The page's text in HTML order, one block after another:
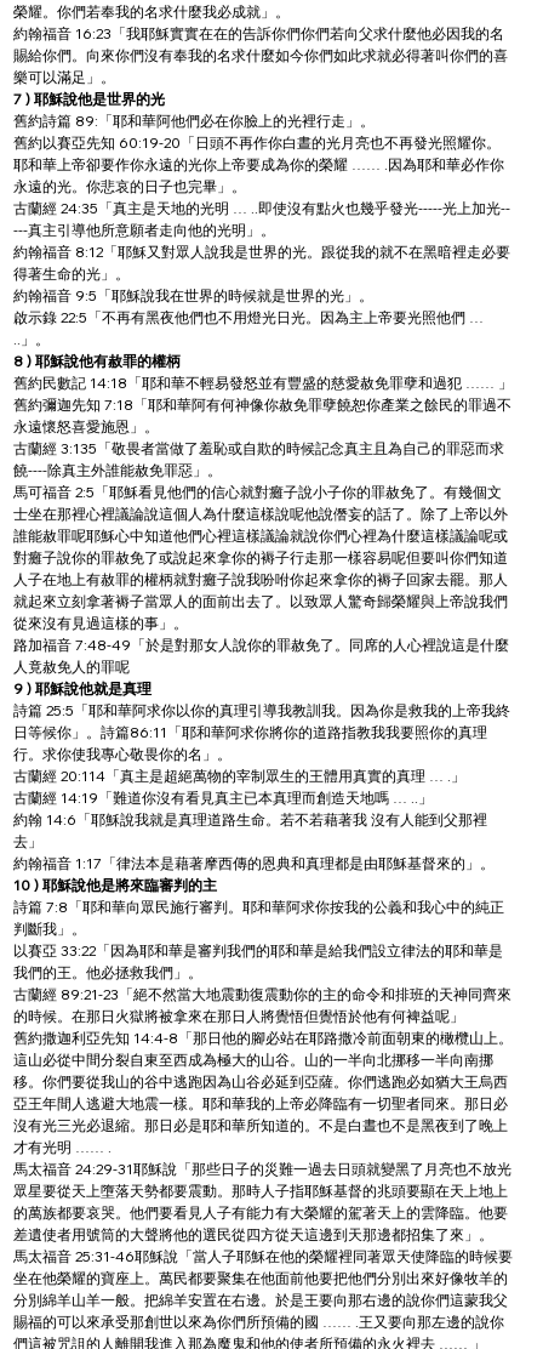
榮耀。你們若奉我的名求什麼我必成就」。
約翰福音 16:23「我耶穌實實在在的告訴你們你們若向父求什麼他必因我的名
賜給你們。向來你們沒有奉我的名求什麼如今你們如此求就必得著叫你們的喜
樂可以滿足」。
7 ) 耶穌說他是世界的光
舊約詩篇 89:「耶和華阿他們必在你臉上的光裡行走」。
舊約以賽亞先知 60:19-20「日頭不再作你白晝的光月亮也不再發光照耀你。
耶和華上帝卻要作你永遠的光你上帝要成為你的榮耀 …… .因為耶和華必作你
永遠的光。你悲哀的日子也完畢」。
古蘭經 24:35「真主是天地的光明 … ..即使沒有點火也幾乎發光-----光上加光--
---真主引導他所意願者走向他的光明」。
約翰福音 8:12「耶穌又對眾人說我是世界的光。跟從我的就不在黑暗裡走必要
得著生命的光」。
約翰福音 9:5「耶穌說我在世界的時候就是世界的光」。
啟示錄 22:5「不再有黑夜他們也不用燈光日光。因為主上帝要光照他們 …
..」。
8 ) 耶穌說他有赦罪的權柄
舊約民數記 14:18「耶和華不輕易發怒並有豐盛的慈愛赦免罪孽和過犯 …… 」
舊約彌迦先知 7:18「耶和華阿有何神像你赦免罪孽饒恕你產業之餘民的罪過不
永遠懷怒喜愛施恩」。
古蘭經 3:135「敬畏者當做了羞恥或自欺的時候記念真主且為自己的罪惡而求
饒----除真主外誰能赦免罪惡」。
馬可福音 2:5「耶穌看見他們的信心就對癱子說小子你的罪赦免了。有幾個文
士坐在那裡心裡議論說這個人為什麼這樣說呢他說僭妄的話了。除了上帝以外
誰能赦罪呢耶穌心中知道他們心裡這樣議論就說你們心裡為什麼這樣議論呢或
對癱子說你的罪赦免了或說起來拿你的褥子行走那一樣容易呢但要叫你們知道
人子在地上有赦罪的權柄就對癱子說我吩咐你起來拿你的褥子回家去罷。那人
就起來立刻拿著褥子當眾人的面前出去了。以致眾人驚奇歸榮耀與上帝說我們
從來沒有見過這樣的事」。
路加福音 7:48-49「於是對那女人說你的罪赦免了。同席的人心裡說這是什麼
人竟赦免人的罪呢
9 ) 耶穌說他就是真理
詩篇 25:5「耶和華阿求你以你的真理引導我教訓我。因為你是救我的上帝我終
日等候你」。詩篇86:11「耶和華阿求你將你的道路指教我我要照你的真理
行。求你使我專心敬畏你的名」。
古蘭經 20:114「真主是超絕萬物的宰制眾生的王體用真實的真理 … .」
古蘭經 14:19「難道你沒有看見真主已本真理而創造天地嗎 … ..」
約翰 14:6「耶穌說我就是真理道路生命。若不若藉著我 沒有人能到父那裡
去」
約翰福音 1:17「律法本是藉著摩西傳的恩典和真理都是由耶穌基督來的」。
10 ) 耶穌說他是將來臨審判的主
詩篇 7:8「耶和華向眾民施行審判。耶和華阿求你按我的公義和我心中的純正
判斷我」。
以賽亞 33:22「因為耶和華是審判我們的耶和華是給我們設立律法的耶和華是
我們的王。他必拯救我們」。
古蘭經 89:21-23「絕不然當大地震動復震動你的主的命令和排班的天神同齊來
的時候。在那日火獄將被拿來在那日人將覺悟但覺悟於他有何裨益呢」
舊約撒迦利亞先知 14:4-8「那日他的腳必站在耶路撒冷前面朝東的橄欖山上。
這山必從中間分裂自東至西成為極大的山谷。山的一半向北挪移一半向南挪
移。你們要從我山的谷中逃跑因為山谷必延到亞薩。你們逃跑必如猶大王烏西
亞王年間人逃避大地震一樣。耶和華我的上帝必降臨有一切聖者同來。那日必
沒有光三光必退縮。那日必是耶和華所知道的。不是白晝也不是黑夜到了晚上
才有光明 …… .
馬太福音 24:29-31耶穌說「那些日子的災難一過去日頭就變黑了月亮也不放光
眾星要從天上墮落天勢都要震動。那時人子指耶穌基督的兆頭要顯在天上地上
的萬族都要哀哭。他們要看見人子有能力有大榮耀的駕著天上的雲降臨。他要
差遺使者用號筒的大聲將他的選民從四方從天這邊到天那邊都招集了來」。
馬太福音 25:31-46耶穌說「當人子耶穌在他的榮耀裡同著眾天使降臨的時候要
坐在他榮耀的寶座上。萬民都要聚集在他面前他要把他們分別出來好像牧羊的
分別綿羊山羊一般。把綿羊安置在右邊。於是王要向那右邊的說你們這蒙我父
賜福的可以來承受那創世以來為你們所預備的國 …… .王又要向那左邊的說你
們這被咒詛的人離開我進入那為魔鬼和他的使者所預備的永火裡去 …… 」